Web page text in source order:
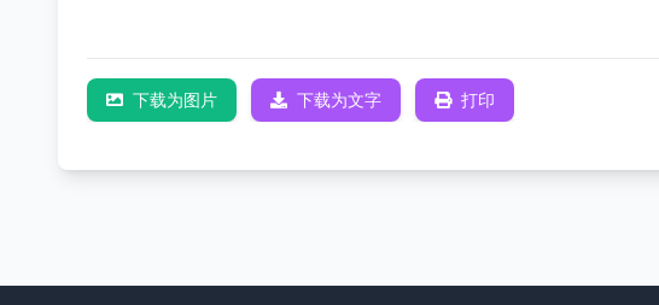
下载为图片 下载为文字 打印